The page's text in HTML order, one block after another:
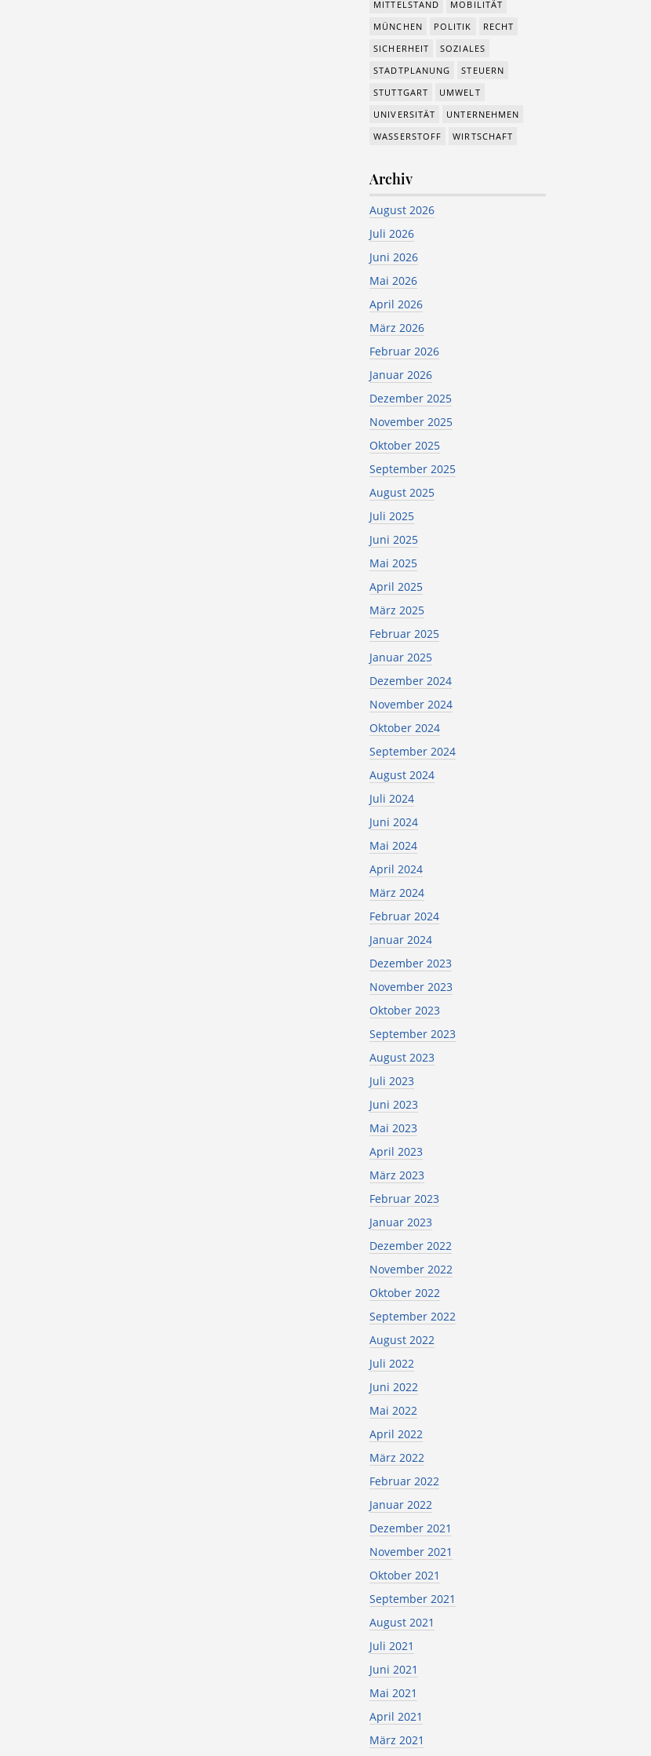
MITTELSTAND
MOBILITÄT
MÜNCHEN
POLITIK
RECHT
SICHERHEIT
SOZIALES
STADTPLANUNG
STEUERN
STUTTGART
UMWELT
UNIVERSITÄT
UNTERNEHMEN
WASSERSTOFF
WIRTSCHAFT
Archiv
August 2026
Juli 2026
Juni 2026
Mai 2026
April 2026
März 2026
Februar 2026
Januar 2026
Dezember 2025
November 2025
Oktober 2025
September 2025
August 2025
Juli 2025
Juni 2025
Mai 2025
April 2025
März 2025
Februar 2025
Januar 2025
Dezember 2024
November 2024
Oktober 2024
September 2024
August 2024
Juli 2024
Juni 2024
Mai 2024
April 2024
März 2024
Februar 2024
Januar 2024
Dezember 2023
November 2023
Oktober 2023
September 2023
August 2023
Juli 2023
Juni 2023
Mai 2023
April 2023
März 2023
Februar 2023
Januar 2023
Dezember 2022
November 2022
Oktober 2022
September 2022
August 2022
Juli 2022
Juni 2022
Mai 2022
April 2022
März 2022
Februar 2022
Januar 2022
Dezember 2021
November 2021
Oktober 2021
September 2021
August 2021
Juli 2021
Juni 2021
Mai 2021
April 2021
März 2021